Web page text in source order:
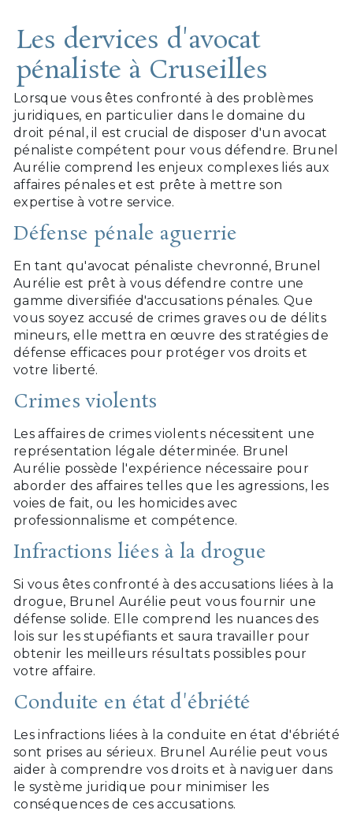
Les dervices d'avocat
pénaliste à Cruseilles
Lorsque vous êtes confronté à des problèmes
juridiques, en particulier dans le domaine du
droit pénal, il est crucial de disposer d'un avocat
pénaliste compétent pour vous défendre. Brunel
Aurélie comprend les enjeux complexes liés aux
affaires pénales et est prête à mettre son
expertise à votre service.
Défense pénale aguerrie
En tant qu'avocat pénaliste chevronné, Brunel
Aurélie est prêt à vous défendre contre une
gamme diversifiée d'accusations pénales. Que
vous soyez accusé de crimes graves ou de délits
mineurs, elle mettra en œuvre des stratégies de
défense efficaces pour protéger vos droits et
votre liberté.
Crimes violents
Les affaires de crimes violents nécessitent une
représentation légale déterminée. Brunel
Aurélie possède l'expérience nécessaire pour
aborder des affaires telles que les agressions, les
voies de fait, ou les homicides avec
professionnalisme et compétence.
Infractions liées à la drogue
Si vous êtes confronté à des accusations liées à la
drogue, Brunel Aurélie peut vous fournir une
défense solide. Elle comprend les nuances des
lois sur les stupéfiants et saura travailler pour
obtenir les meilleurs résultats possibles pour
votre affaire.
Conduite en état d'ébriété
Les infractions liées à la conduite en état d'ébriété
sont prises au sérieux. Brunel Aurélie peut vous
aider à comprendre vos droits et à naviguer dans
le système juridique pour minimiser les
conséquences de ces accusations.